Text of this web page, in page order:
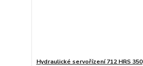
Hydraulické servořízení 712 HRS 350